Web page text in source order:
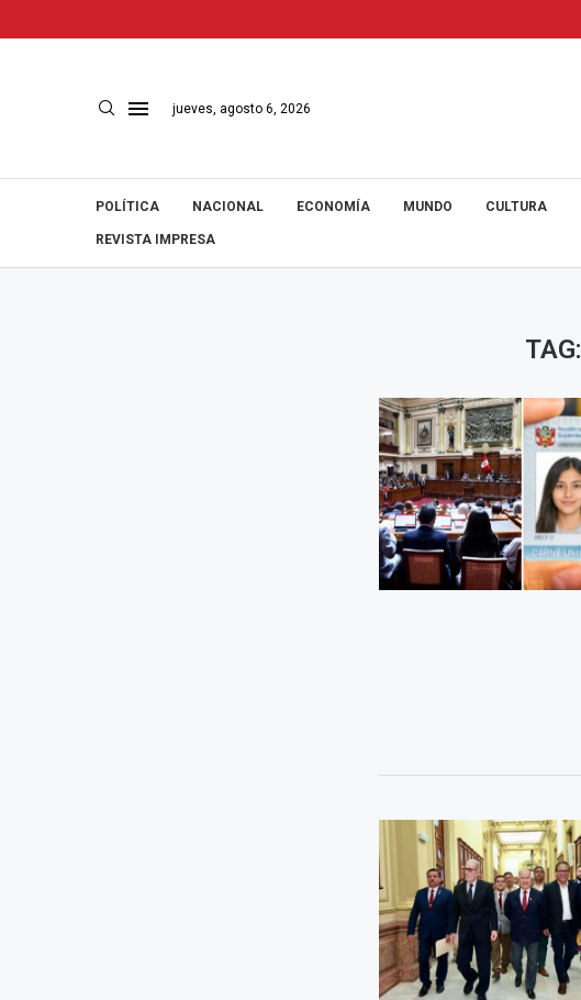
jueves, agosto 6, 2026
POLÍTICA NACIONAL ECONOMÍA MUNDO CULTURA
REVISTA IMPRESA
TAG: